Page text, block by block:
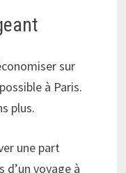
sur
à Paris.
plus.
une part
voyage à